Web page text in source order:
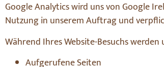
Google Analytics wird uns von Google
Nutzung in unserem Auftrag und
Während Ihres Website-Besuchs
Aufgerufene Seiten